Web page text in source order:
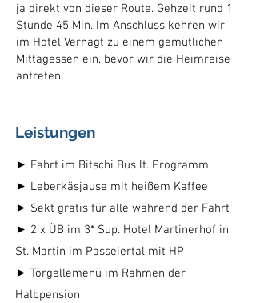
ja direkt von dieser Route. Gehzeit rund 1
Stunde 45 Min. Im Anschluss kehren wir
im Hotel Vernagt zu einem gemütlichen
Mittagessen ein, bevor wir die Heimreise
antreten.
Leistungen
► Fahrt im Bitschi Bus lt. Programm
► Leberkäsjause mit heißem Kaffee
► Sekt gratis für alle während der Fahrt
► 2 x ÜB im 3* Sup. Hotel Martinerhof in
St. Martin im Passeiertal mit HP
► Törgellemenü im Rahmen der
Halbpension